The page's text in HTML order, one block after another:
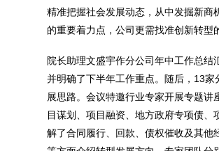
精准把握社会发展动态，从中发掘新
的重要着力点，公司更需找准创新转型
院长助理文盛宇作分公司年中工作总结
并明确了下半年工作重点。随后，13
展思路。会议特邀行业专家开展专题
目谋划、项目融资、地方政府专项债
解了合同履行、回款、债权催收及其